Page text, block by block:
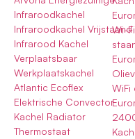
Infraroodkachel
Infraroodkachel Vrijstaand
Infrarood Kachel
Verplaatsbaar
Werkplaatskachel
Atlantic Ecoflex
Elektrische Convector
Kachel Radiator
Thermostaat
Wi-
WiFi